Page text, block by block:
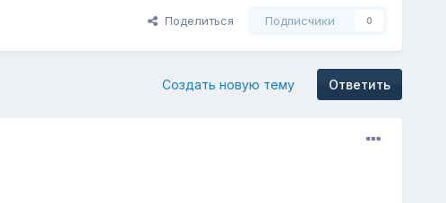
Поделиться Подписчики 0
Ответить
Создать новую тему